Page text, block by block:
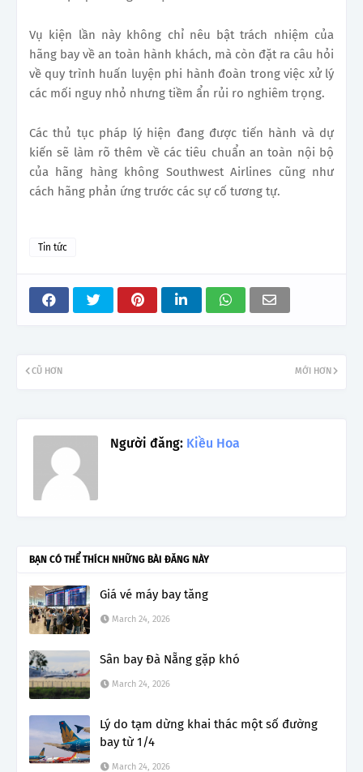
Vụ kiện lần này không chỉ nêu bật trách nhiệm của
hãng bay về an toàn hành khách, mà còn đặt ra câu hỏi
về quy trình huấn luyện phi hành đoàn trong việc xử lý
các mối nguy nhỏ nhưng tiềm ẩn rủi ro nghiêm trọng.
Các thủ tục pháp lý hiện đang được tiến hành và dự
kiến sẽ làm rõ thêm về các tiêu chuẩn an toàn nội bộ
của hãng hàng không Southwest Airlines cũng như
cách hãng phản ứng trước các sự cố tương tự.
Tin tức
MỚI HƠN
CŨ HƠN
Người đăng: Kiều Hoa
BẠN CÓ THỂ THÍCH NHỮNG BÀI ĐĂNG NÀY
Giá vé máy bay tăng
March 24, 2026
Sân bay Đà Nẵng gặp khó
March 24, 2026
Lý do tạm dừng khai thác một số đường
bay từ 1/4
March 24, 2026